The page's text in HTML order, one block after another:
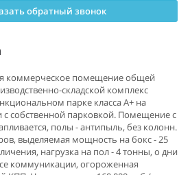
обратный звонок
коммерческое помещение общей
складской комплекс
парке класса А+ на
собственной парковкой. Помещение с
полы - антипыль, без колонн.
выделяемая мощность на бокс - 25
нагрузка на пол - 4 тонны, о дни
коммуникации, огороженная